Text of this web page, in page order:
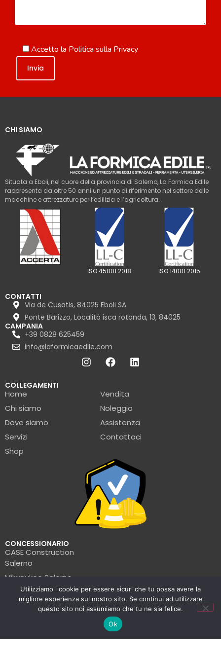
Accetto la Politica sulla Privacy
CHI SIAMO
Situata a Eboli, nel cuore della provincia di Salerno, La Formica Edile
rappresenta da oltre 50 anni un punto di riferimento nel settore delle
macchine e attrezzature per l’edilizia e l’agricoltura.
ISO 45001:2018 ISO 14001:2015
CONTATTI
Via de Cusatis, 84025 Eboli SA
Ponte Barizzo, Località isca rotonda, 13, 84025
CAMPANIA
+39 0828 625459
info@laformicaedile.com
COLLEGAMENTI
Home
Chi siamo
Dove siamo
Servizi
Shop
Vendita
Noleggio
Assistenza
Contattaci
CONCESSIONARIO
CASE Construction
Salerno
Milwaukee Salerno
Turbosol Salerno
Pramac Salerno
Utilizziamo i cookie per essere sicuri che tu possa avere la
migliore esperienza sul nostro sito. Se continui ad utilizzare
questo sito noi assumiamo che tu ne sia felice.
Ok